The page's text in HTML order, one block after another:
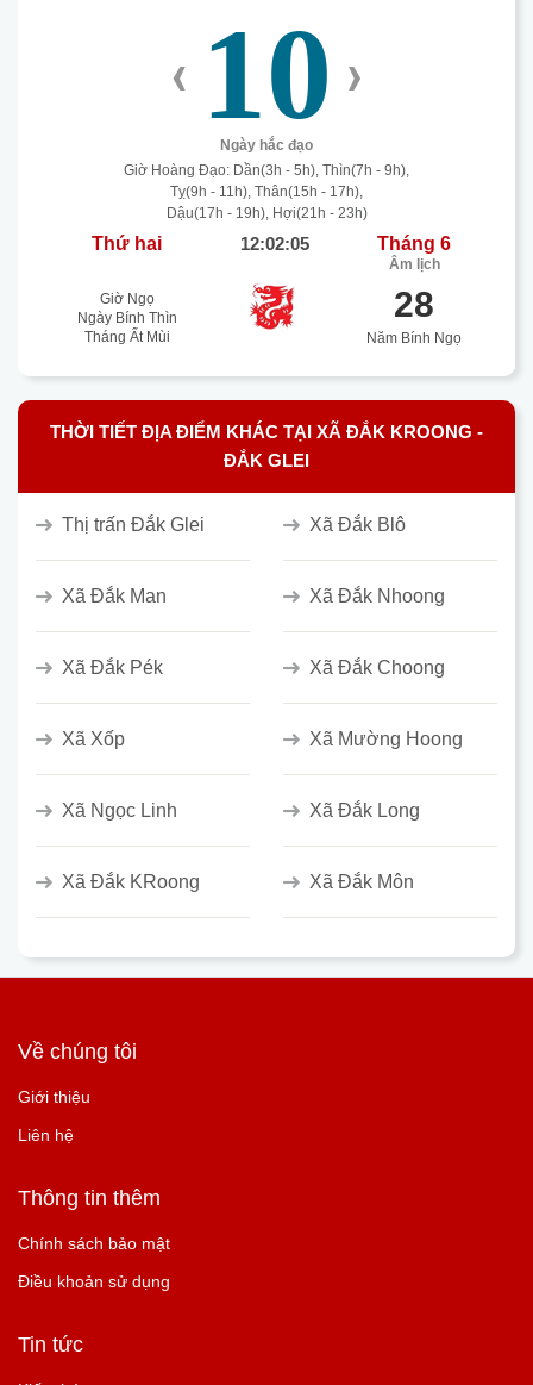
‹ 10 ›
Ngày hắc đạo
Giờ Hoàng Đạo: Dần(3h - 5h), Thìn(7h - 9h),
Tỵ(9h - 11h), Thân(15h - 17h),
Dậu(17h - 19h), Hợi(21h - 23h)
Thứ hai 12:02:05 Tháng 6
Âm lịch
Giờ Ngọ
Ngày Bính Thìn
Tháng Ất Mùi
28
Năm Bính Ngọ
THỜI TIẾT ĐỊA ĐIỂM KHÁC TẠI XÃ ĐẮK KROONG -
ĐẮK GLEI
Thị trấn Đắk Glei Xã Đắk Blô
Xã Đắk Man Xã Đắk Nhoong
Xã Đắk Pék Xã Đắk Choong
Xã Xốp Xã Mường Hoong
Xã Ngọc Linh Xã Đắk Long
Xã Đắk KRoong Xã Đắk Môn
Về chúng tôi
Giới thiệu
Liên hệ
Thông tin thêm
Chính sách bảo mật
Điều khoản sử dụng
Tin tức